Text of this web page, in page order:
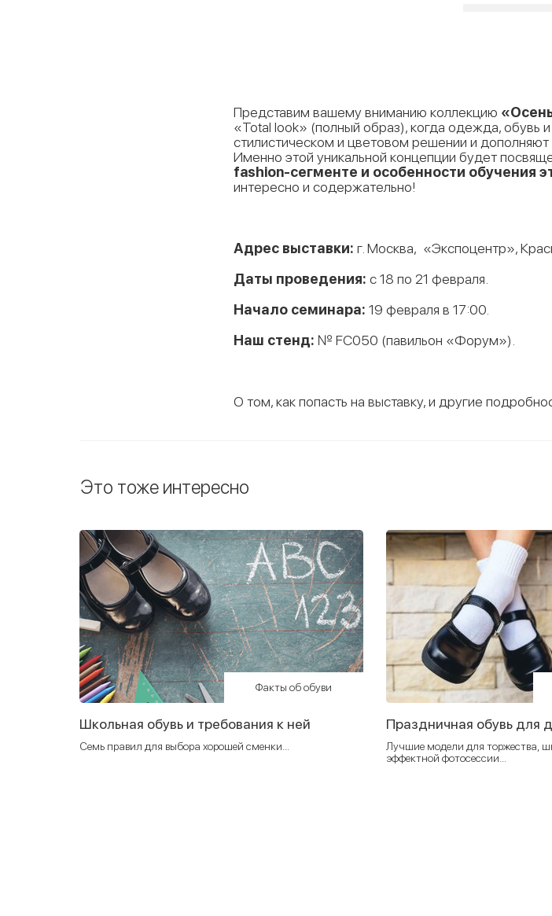
Представим вашему вниманию коллекцию
«Total look» (полный образ), когда одежда, обувь
стилистическом и цветовом решении и дополняют
Именно этой уникальной концепции будет
fashion-сегменте и особенности обучения
интересно и содержательно!
Адрес выставки: г. Москва, «Экспоцентр»,
Даты проведения: с 18 по 21 февраля.
Начало семинара: 19 февраля в 17:00.
Наш стенд: № FC050 (павильон «Форум»).
О том, как попасть на выставку, и другие
Это тоже интересно
Факты об обуви
Школьная обувь и требования к ней
Семь правил для выбора хорошей сменки...
Праздничная обувь для
Лучшие модели для торжества,
эффектной фотосессии...